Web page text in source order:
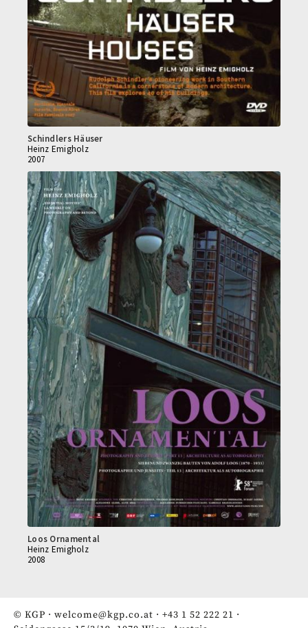
Schindlers Häuser
Heinz Emigholz
2007
Loos Ornamental
Heinz Emigholz
2008
© KGP · welcome@kgp.co.at · +43 1 52 222 21 ·